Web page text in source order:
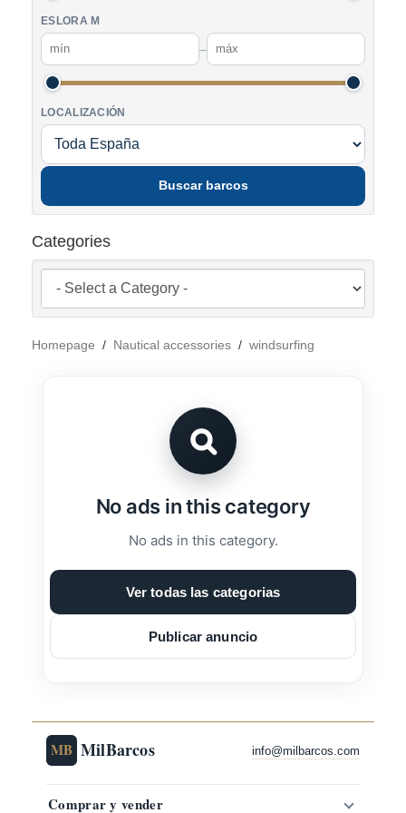
ESLORA M
–
LOCALIZACIÓN
Buscar barcos
Categories
Homepage / Nautical accessories / windsurfing
No ads in this category
No ads in this category.
Ver todas las categorias
Publicar anuncio
MB MilBarcos info@milbarcos.com
Comprar y vender